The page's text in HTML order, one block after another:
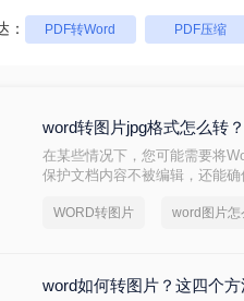
： PDF转Word PDF压缩
word转图片jpg格式怎么转
在某些情况下，您可能需要将
保护文档内容不被编辑，还能
WORD转图片
word如何转图片？这四个方